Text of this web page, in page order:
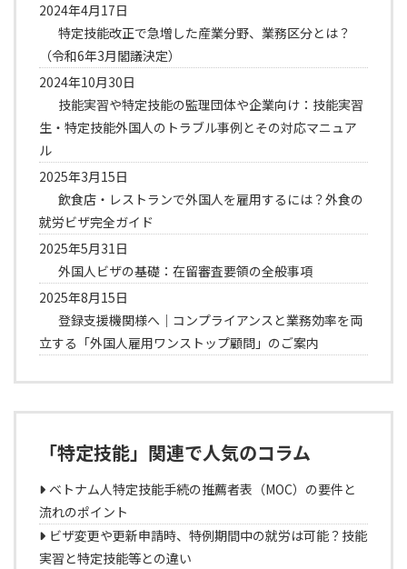
2024年4月17日
特定技能改正で急増した産業分野、業務区分とは？
（令和6年3月閣議決定）
2024年10月30日
技能実習や特定技能の監理団体や企業向け：技能実習
生・特定技能外国人のトラブル事例とその対応マニュア
ル
2025年3月15日
飲食店・レストランで外国人を雇用するには？外食の
就労ビザ完全ガイド
2025年5月31日
外国人ビザの基礎：在留審査要領の全般事項
2025年8月15日
登録支援機関様へ｜コンプライアンスと業務効率を両
立する「外国人雇用ワンストップ顧問」のご案内
「特定技能」関連で人気のコラム
ベトナム人特定技能手続の推薦者表（MOC）の要件と
流れのポイント
ビザ変更や更新申請時、特例期間中の就労は可能？技能
実習と特定技能等との違い